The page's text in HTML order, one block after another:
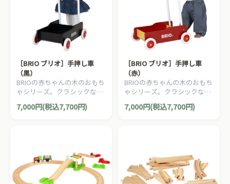
［BRIO ブリオ］手押し車
（黒）
BRIOの赤ちゃんの木のおもち
ゃシリーズ。クラシックなデ
ザインが可愛らしい手押し車
です。ハンドル角度は2段階
7,000円(税込7,700円)
［BRIO ブリオ］手押し車
（赤）
BRIOの赤ちゃんの木のおもち
ゃシリーズ。クラシックなデ
ザインが可愛らしい手押し車
です。ハンドル角度は2段階
7,000円(税込7,700円)